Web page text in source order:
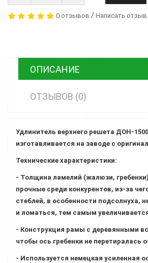
0 отзывов / Написать отзыв
ОПИСАНИЕ
ОТЗЫВОВ (0)
Удлинитель верхнего решета ДОН-
изготавливается на заводе с
Технические характеристики:
- Толщина ламелий (жалюзи,
прочные среди конкурентов, из-за
стеблей, в особенности подсолнуха,
и ломаться, тем самым
- Конструкция рамы с деревянными
чтобы ось гребенки не перетиралась
- Используется немецкая усиленная